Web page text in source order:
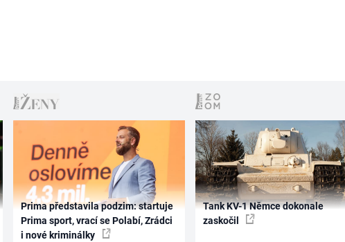
Prima představila podzim: startuje
Prima sport, vrací se Polabí, Zrádci
i nové kriminálky
Tank KV-1 Němce dokonale
zaskočil